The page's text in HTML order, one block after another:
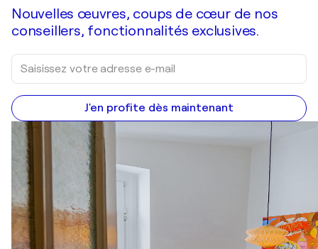
Nouvelles œuvres, coups de cœur de nos
conseillers, fonctionnalités exclusives.
J'en profite dès maintenant